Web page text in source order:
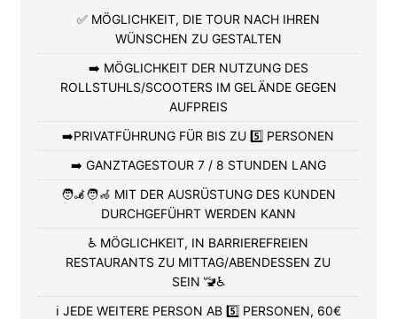
✅ MÖGLICHKEIT, DIE TOUR NACH IHREN
WÜNSCHEN ZU GESTALTEN
➡️ MÖGLICHKEIT DER NUTZUNG DES
ROLLSTUHLS/SCOOTERS IM GELÄNDE GEGEN
AUFPREIS
➡️PRIVATFÜHRUNG FÜR BIS ZU 5️⃣ PERSONEN
➡️ GANZTAGESTOUR 7 / 8 STUNDEN LANG
🧑‍🦼🧑‍🦽 MIT DER AUSRÜSTUNG DES KUNDEN
DURCHGEFÜHRT WERDEN KANN
♿ MÖGLICHKEIT, IN BARRIEREFREIEN
RESTAURANTS ZU MITTAG/ABENDESSEN ZU
SEIN 🚾♿
ℹ️ JEDE WEITERE PERSON AB 5️⃣ PERSONEN, 60€